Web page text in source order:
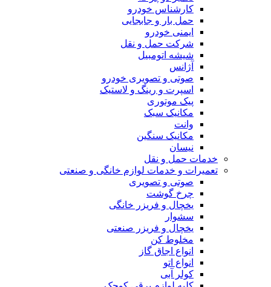
کارشناس خودرو
حمل بار و جابجایی
ایمنی خودرو
شرکت حمل و نقل
شیشه اتومبیل
آژانس
صوتی و تصویری خودرو
اسپرت و رینگ و لاستیک
پیک موتوری
مکانیک سبک
وانت
مکانیک سنگین
نیسان
خدمات حمل و نقل
تعمیرات و خدمات لوازم خانگی و صنعتی
صوتی و تصویری
چرخ گوشت
یخچال و فریزر خانگی
سشوار
یخچال و فریزر صنعتی
مخلوط کن
انواع اجاق گاز
انواع اتو
کولر آبی